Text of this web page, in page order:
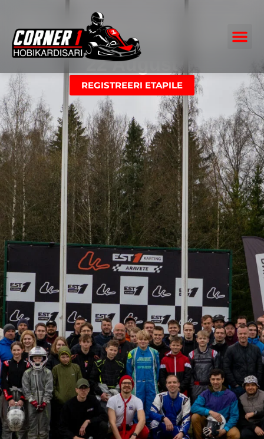
Aravete GP
22 August
REGISTREERI ETAPILE